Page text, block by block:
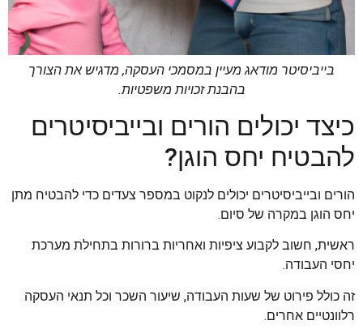
בייביסיטר מודאג מעיין במסמכי העסקה, מדגיש את הצורך
בהבנת זכויות משפטיות.
כיצד יכולים הורים ובייביסיטרים
להבטיח יחס הוגן?
הורים ובייביסיטרים יכולים לנקוט במספר צעדים כדי להבטיח מתן
יחס הוגן במקרה של סיום.
ראשית, חשוב לקבוע ציפיות ואחריות ברורות בתחילת מערכת
יחסי העבודה.
זה כולל פירוט של שעות העבודה, שיעור השכר וכל תנאי העסקה
רלוונטיים אחרים.